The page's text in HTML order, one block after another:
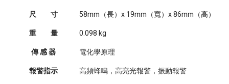
尺 寸
58mm（長）x 19mm（寬）x 86mm（高）
重 量
0.098 kg
傳 感 器
電化學原理
報警指示
高頻蜂鳴，高亮光報警，振動報警